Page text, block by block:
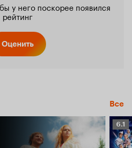
у него поскорее появился
рейтинг
Оценить
Все
6.1
6.1